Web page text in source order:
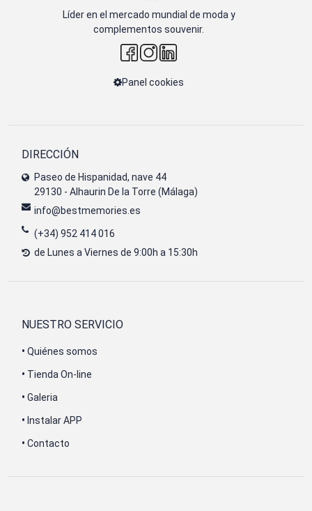
Líder en el mercado mundial de moda y
complementos souvenir.
Panel cookies
DIRECCIÓN
Paseo de Hispanidad, nave 44
29130 - Alhaurin De la Torre (Málaga)
info@bestmemories.es
(+34) 952 414 016
de Lunes a Viernes de 9:00h a 15:30h
NUESTRO SERVICIO
• Quiénes somos
• Tienda On-line
• Galeria
• Instalar APP
• Contacto